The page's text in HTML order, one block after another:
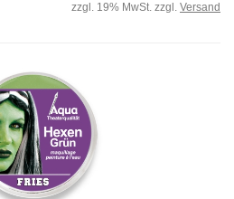
zzgl. 19% MwSt. zzgl. Versand